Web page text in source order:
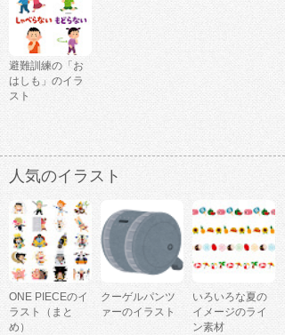
避難訓練の「お
はしも」のイラ
スト
人気のイラスト
ONE PIECEのイ
ラスト（まと
め）
クーゲルパンツ
ァーのイラスト
いろいろな夏の
イメージのライ
ン素材